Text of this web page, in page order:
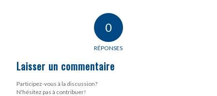
0
RÉPONSES
Laisser un commentaire
Participez-vous à la discussion?
N'hésitez pas à contribuer!